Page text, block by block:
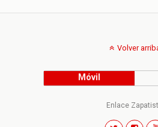
Volver
Móvil
Enlace